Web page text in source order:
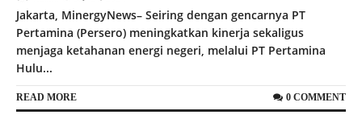
Jakarta, MinergyNews– Seiring dengan gencarnya PT
Pertamina (Persero) meningkatkan kinerja sekaligus
menjaga ketahanan energi negeri, melalui PT Pertamina
Hulu...
READ MORE 0 COMMENT